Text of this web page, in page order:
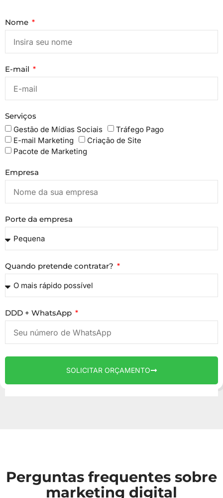
Nome
E-mail
Serviços
Gestão de Mídias Sociais
Tráfego Pago
E-mail Marketing
Criação de Site
Pacote de Marketing
Empresa
Porte da empresa
Quando pretende contratar?
DDD + WhatsApp
SOLICITAR ORÇAMENTO
Perguntas frequentes sobre
marketing digital